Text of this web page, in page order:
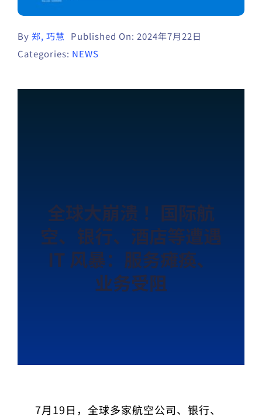
By 郑, 巧慧
Published On: 2024年7月22日
Categories: NEWS
全球大崩溃 ！国际航
空、银行、酒店等遭遇
IT 风暴：服务瘫痪、
业务受阻
7月19日，全球多家航空公司、银行、